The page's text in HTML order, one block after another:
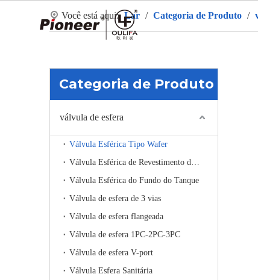
Você está aqui: Lar / Categoria de Produto /
Categoria de Produto
válvula de esfera
Válvula Esférica Tipo Wafer
Válvula Esférica de Revestimento de Aquecimento
Válvula Esférica do Fundo do Tanque
Válvula de esfera de 3 vias
Válvula de esfera flangeada
Válvula de esfera 1PC-2PC-3PC
Válvula de esfera V-port
Válvula Esfera Sanitária